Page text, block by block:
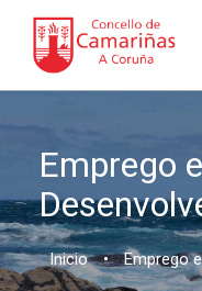
Emprego e
Inicio • Emprego